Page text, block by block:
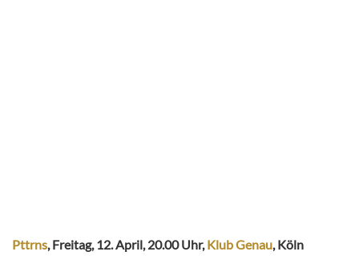
Pttrns, Freitag, 12. April, 20.00 Uhr,Klub Genau, Köln